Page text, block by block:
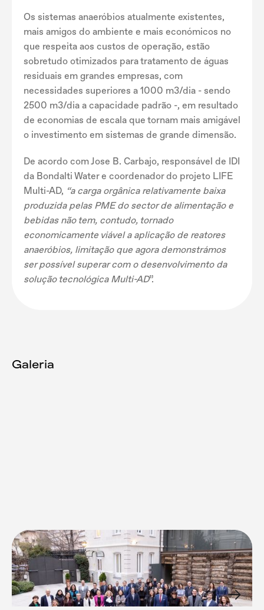
Os sistemas anaeróbios atualmente existentes,
mais amigos do ambiente e mais económicos no
que respeita aos custos de operação, estão
sobretudo otimizados para tratamento de águas
residuais em grandes empresas, com
necessidades superiores a 1000 m3/dia - sendo
2500 m3/dia a capacidade padrão -, em resultado
de economias de escala que tornam mais amigável
o investimento em sistemas de grande dimensão.
De acordo com Jose B. Carbajo, responsável de IDI
da Bondalti Water e coordenador do projeto LIFE
Multi-AD, “a carga orgânica relativamente baixa
produzida pelas PME do sector de alimentação e
bebidas não tem, contudo, tornado
economicamente viável a aplicação de reatores
anaeróbios, limitação que agora demonstrámos
ser possível superar com o desenvolvimento da
solução tecnológica Multi-AD”.
Galeria